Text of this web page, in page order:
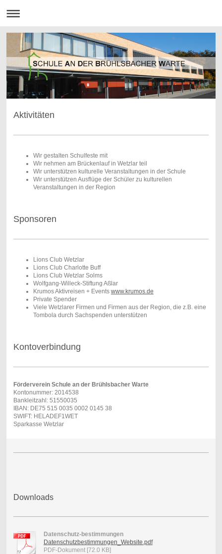
Aktivitäten
Wir gestalten Schulfeste mit
Wir nehmen am Brückenlauf in Wetzlar teil
Wir unterstützen kulturelle Veranstaltungen in der Schule
Wir unterstützen Ausflüge der Schüler zu kulturellen
Veranstaltungen in der Region
Sponsoren
Lions Club Wetzlar
Lions Club Charlotte Buff
Lions Club Wetzlar Solms
Wolfgang-Willeck-Stiftung Aßlar
Krumos Aktivreisen + Events www.krumos.de
Private Spender
Viele Wetzlarer Firmen und Firmen aus der Region, die z.B. eine
Tombola durch Sachspenden unterstützen
Kontoverbindung
Förderverein Schule an der Brühlsbacher Warte
Kontonummer: 2014538
Bankleitzahl: 51550035
IBAN: DE75 515 0035 0002 0145 38
SWIFT: HELADEF1WET
Sparkasse Wetzlar
Downloads
Datenschutz-bestimmungen
Datenschutzbestimmungen_Website.pdf
PDF-Dokument [72.0 KB]